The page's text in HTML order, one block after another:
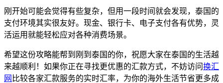
刚开始可能会觉得有些复杂，但用一段时间就会发现，泰国的
支付环境其实很友好。现金、银行卡、电子支付各有优势，灵
活运用就能轻松应对各种消费场景。
希望这份攻略能帮到刚到泰国的你，祝愿大家在泰国的生活越
来越顺利！如果你正在寻找更优惠的汇款方式，不妨访问换汇
网 比较各家汇款服务的实时汇率，为你的海外生活节省更多成